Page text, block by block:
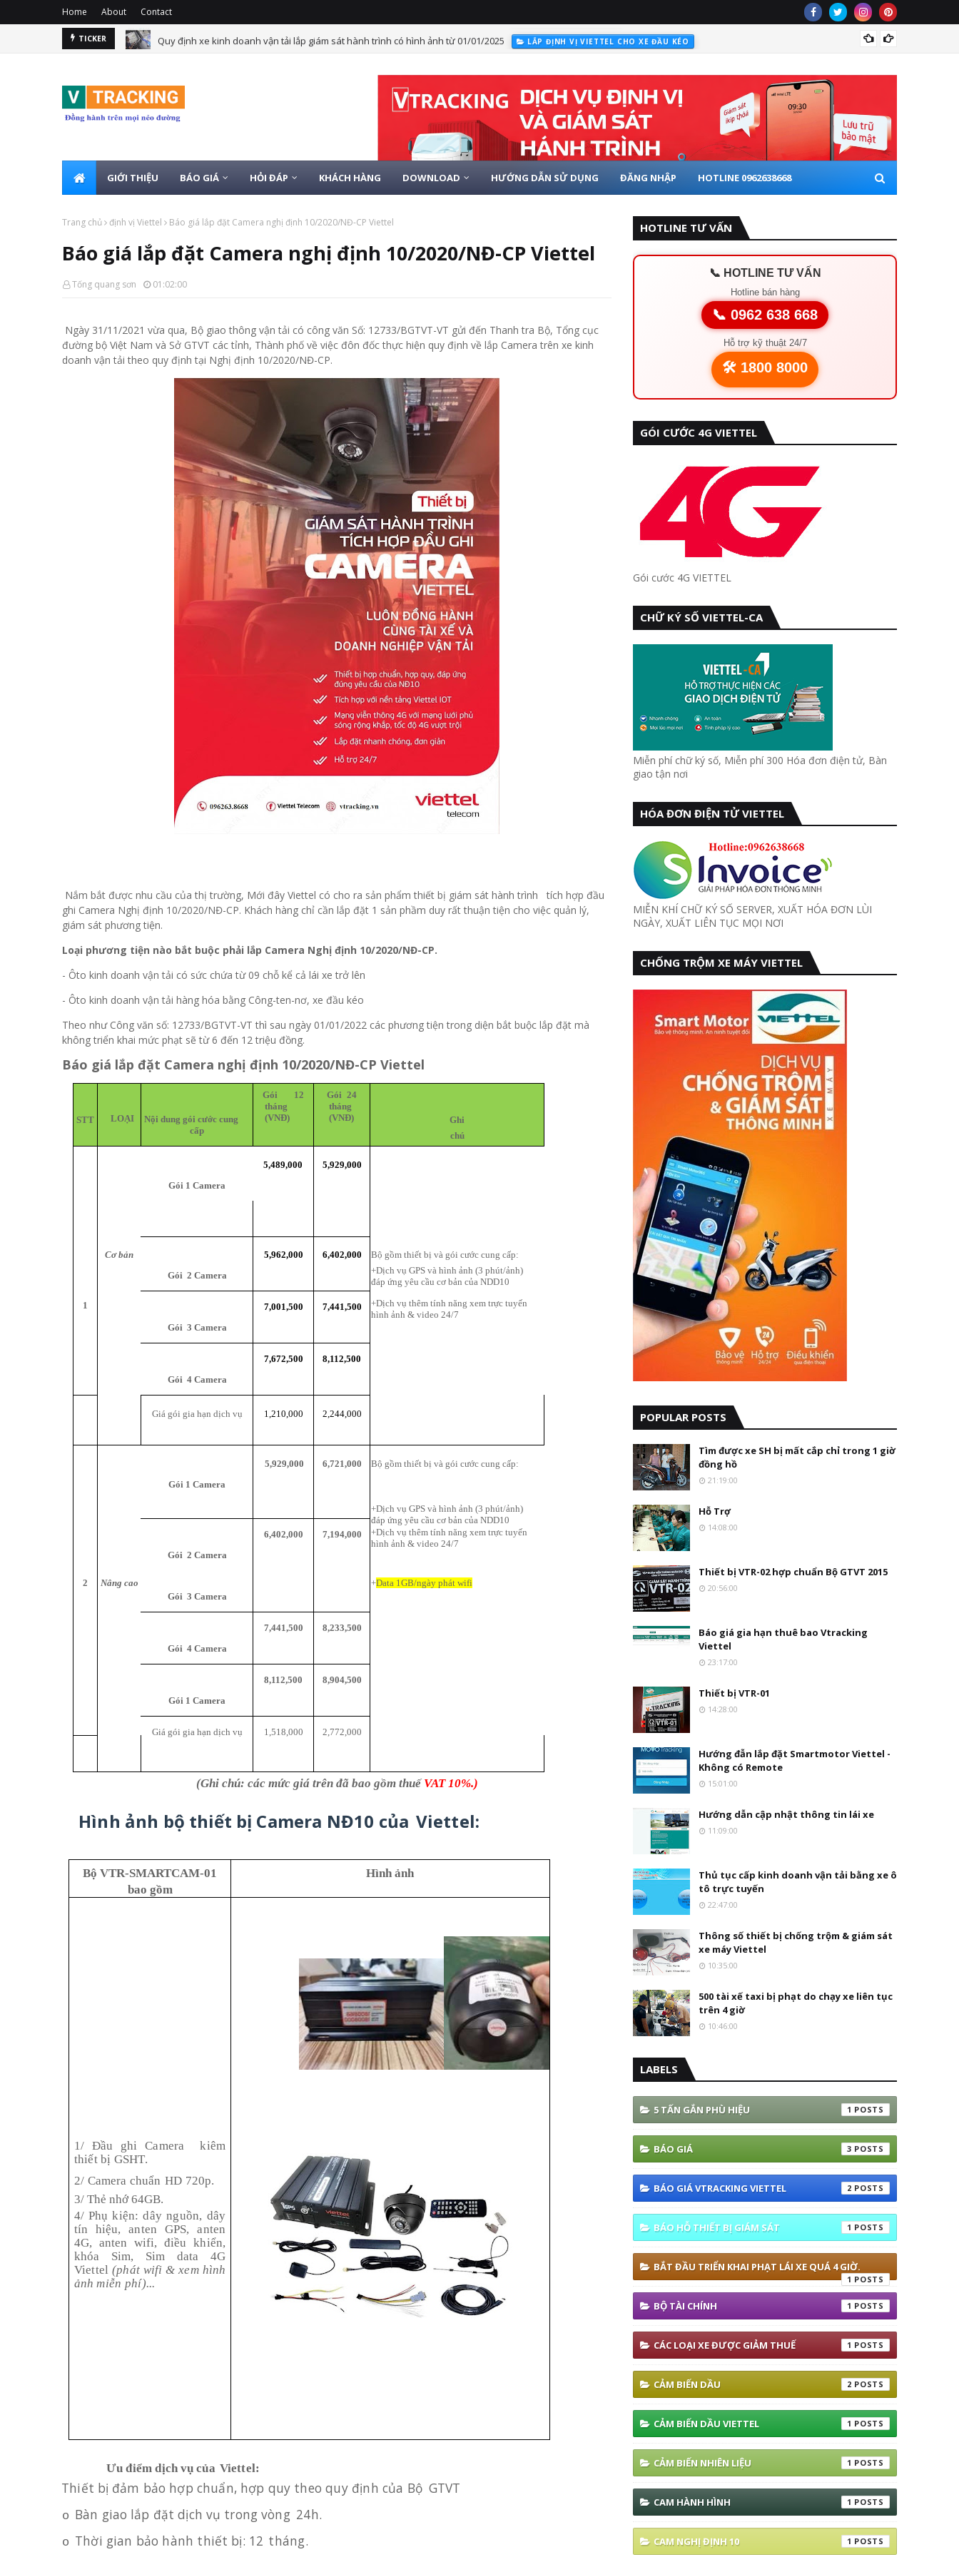
Home About Contact
TICKER Quy định xe kinh doanh vận tải lắp giám sát hành trình có hình ảnh từ 01/01/2025 LẮP ĐỊNH VỊ VIETTEL CHO XE ĐẦU KÉO
GIỚI THIỆU BÁO GIÁ HỎI ĐÁP KHÁCH HÀNG DOWNLOAD HƯỚNG DẪN SỬ DỤNG ĐĂNG NHẬP HOTLINE 0962638668
Trang chủ định vị Viettel Báo giá lắp đặt Camera nghị định 10/2020/NĐ-CP Viettel
Báo giá lắp đặt Camera nghị định 10/2020/NĐ-CP Viettel
Tống quang sơn 01:02:00
Ngày 31/11/2021 vừa qua, Bộ giao thông vận tải có công văn Số: 12733/BGTVT-VT gửi đến Thanh tra Bộ, Tổng cục
đường bộ Việt Nam và Sở GTVT các tỉnh, Thành phố về việc đôn đốc thực hiện quy định về lắp Camera trên xe kinh
doanh vận tải theo quy định tại Nghị định 10/2020/NĐ-CP.
Nắm bắt được nhu cầu của thị trường, Mới đây Viettel có cho ra sản phẩm thiết bị giám sát hành trình tích hợp đầu
ghi Camera Nghị định 10/2020/NĐ-CP. Khách hàng chỉ cần lắp đặt 1 sản phầm duy rất thuận tiện cho việc quản lý,
giám sát phương tiện.
Loại phương tiện nào bắt buộc phải lắp Camera Nghị định 10/2020/NĐ-CP.
- Ôto kinh doanh vận tải có sức chứa từ 09 chỗ kể cả lái xe trở lên
- Ôto kinh doanh vận tải hàng hóa bằng Công-ten-nơ, xe đầu kéo
Theo như Công văn số: 12733/BGTVT-VT thì sau ngày 01/01/2022 các phương tiện trong diện bắt buộc lắp đặt mà
không triển khai mức phạt sẽ từ 6 đến 12 triệu đồng.
Báo giá lắp đặt Camera nghị định 10/2020/NĐ-CP Viettel
STT LOẠI
Nội dung gói cước cung
cấp
Gói
12
tháng
(VNĐ)
Gói 24
tháng
(VNĐ)
Ghi
chú
Gói 1 Camera
5,489,000 5,929,000
1
Cơ bản
Gói 2 Camera
5,962,000 6,402,000 Bộ gồm thiết bị và gói cước cung cấp:
+Dịch vụ GPS và hình ảnh (3 phút/ảnh)
đáp ứng yêu cầu cơ bản của NDD10
+Dịch vụ thêm tính năng xem trực tuyến
hình ảnh & video 24/7
Gói 3 Camera
7,001,500 7,441,500
Gói 4 Camera
7,672,500 8,112,500
Giá gói gia hạn dịch vụ 1,210,000 2,244,000
Gói 1 Camera
5,929,000 6,721,000 Bộ gồm thiết bị và gói cước cung cấp:
+Dịch vụ GPS và hình ảnh (3 phút/ảnh)
đáp ứng yêu cầu cơ bản của NDD10
+Dịch vụ thêm tính năng xem trực tuyến
hình ảnh & video 24/7
Gói 2 Camera
Gói 3 Camera
6,402,000 7,194,000
2 Nâng cao +Data 1GB/ngày phát wifi
Gói 4 Camera
7,441,500 8,233,500
Gói 1 Camera
8,112,500 8,904,500
Giá gói gia hạn dịch vụ 1,518,000 2,772,000
(Ghi chú: các mức giá trên đã bao gồm thuế VAT 10%.)
Hình ảnh bộ thiết bị Camera NĐ10 của Viettel:
Bộ VTR-SMARTCAM-01
bao gồm
Hình ảnh
1/ Đầu ghiCamera
kiêm
thiết bị GSHT.
2/ Camera chuẩn HD 720p.
3/ Thẻ nhớ 64GB.
4/ Phụ kiện:dây nguồn, dây
tín hiệu, anten GPS, anten
4G, anten wifi, điềukhiển,
khóa Sim, Sim data 4G
Viettel(phát wifi&xem hình
ảnhmiễn phí)...
Ưuđiểm dịchvụcủa Viettel:
Thiết bị đảm bảo hợp chuẩn, hợp quy theo quy địnhcủa Bộ GTVT
o Bàn giao lắp đặtdịchvụ trongvòng 24h.
o Thời gian bảo hành thiết bị: 12 tháng.
HOTLINE TƯ VẤN
📞 HOTLINE TƯ VẤN
Hotline bán hàng
📞 0962 638 668
Hỗ trợ kỹ thuật 24/7
🛠️ 1800 8000
GÓI CƯỚC 4G VIETTEL
Gói cước 4G VIETTEL
CHỮ KÝ SỐ VIETTEL-CA
Miễn phí chữ ký số, Miễn phí 300 Hóa đơn điện tử, Bàn
giao tận nơi
HÓA ĐƠN ĐIỆN TỬ VIETTEL
MIỄN KHÍ CHỮ KÝ SỐ SERVER, XUẤT HÓA ĐƠN LÙI
NGÀY, XUẤT LIÊN TỤC MỌI NƠI
CHỐNG TRỘM XE MÁY VIETTEL
POPULAR POSTS
Tìm được xe SH bị mất cắp chỉ trong 1 giờ
đồng hồ
21:19:00
Hỗ Trợ
14:08:00
Thiết bị VTR-02 hợp chuẩn Bộ GTVT 2015
20:56:00
Báo giá gia hạn thuê bao Vtracking
Viettel
23:17:00
Thiết bị VTR-01
14:28:00
Hướng đẫn lắp đặt Smartmotor Viettel -
Không có Remote
15:01:00
Hướng dẫn cập nhật thông tin lái xe
11:09:00
Thủ tục cấp kinh doanh vận tải bằng xe ô
tô trực tuyến
22:47:00
Thông số thiết bị chống trộm & giám sát
xe máy Viettel
10:35:00
500 tài xế taxi bị phạt do chạy xe liên tục
trên 4 giờ
10:46:00
LABELS
5 TẤN GẮN PHÙ HIỆU 1
BÁO GIÁ 3
BÁO GIÁ VTRACKING VIETTEL 2
BÁO HỖ THIẾT BỊ GIÁM SÁT 1
BẮT ĐẦU TRIỂN KHAI PHẠT LÁI XE QUÁ 4 GIỜ.
1
BỘ TÀI CHÍNH 1
CÁC LOẠI XE ĐƯỢC GIẢM THUẾ 1
CẢM BIẾN DẦU 2
CẢM BIẾN DẦU VIETTEL 1
CẢM BIẾN NHIÊN LIỆU 1
CAM HÀNH HÌNH 1
CAM NGHỊ ĐỊNH 10 1